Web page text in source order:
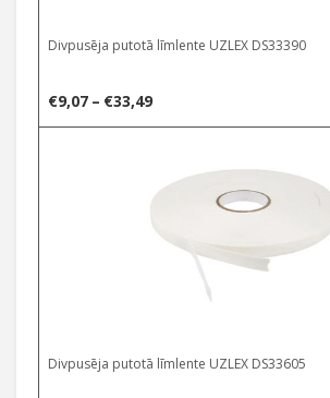
Divpusēja putotā līmlente UZLEX DS33390
€9,07 – €33,49Price
range:
through
€33,49
Divpusēja putotā līmlente UZLEX DS33605